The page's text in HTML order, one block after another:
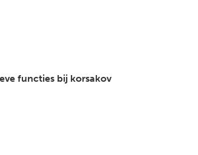
functies bij korsakov